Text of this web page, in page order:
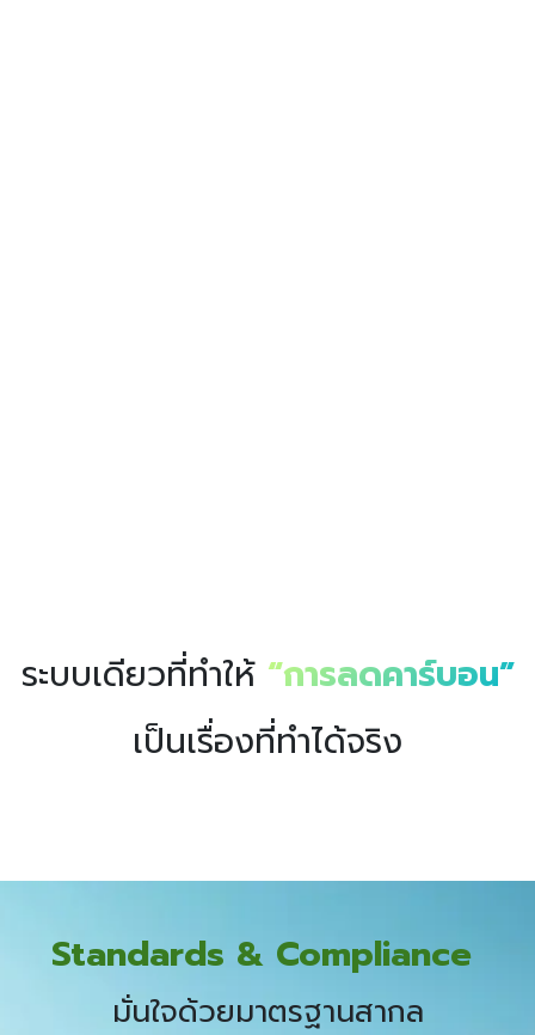
ระบบเดียวที่ทำให้ “การลดคาร์บอน”
เป็นเรื่องที่ทำได้จริง
Standards & Compliance
มั่นใจด้วยมาตรฐานสากล